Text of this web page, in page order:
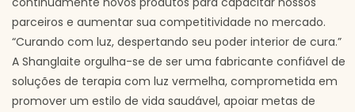
parceiros e aumentar sua competitividade no mercado.
“Curando com luz, despertando seu poder interior de cura.”
A Shanglaite orgulha-se de ser uma fabricante confiável de
soluções de terapia com luz vermelha, comprometida em
promover um estilo de vida saudável, apoiar metas de